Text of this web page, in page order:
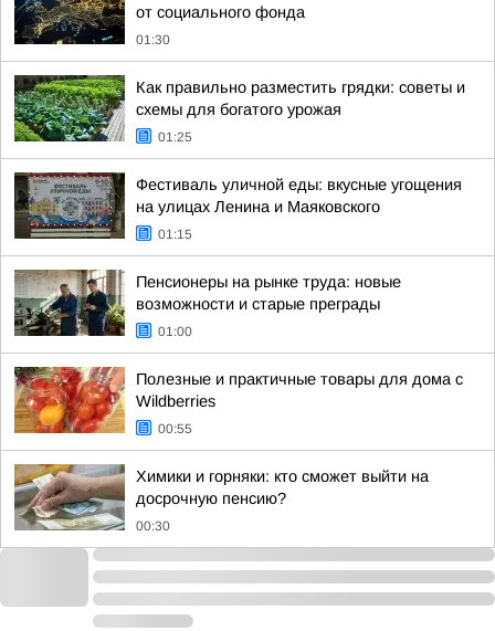
от социального фонда
01:30
Как правильно разместить грядки: советы и
схемы для богатого урожая
01:25
Фестиваль уличной еды: вкусные угощения
на улицах Ленина и Маяковского
01:15
Пенсионеры на рынке труда: новые
возможности и старые преграды
01:00
Полезные и практичные товары для дома с
Wildberries
00:55
Химики и горняки: кто сможет выйти на
досрочную пенсию?
00:30